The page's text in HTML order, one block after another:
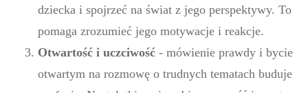
dziecka i spojrzeć na świat z jego perspektywy. To
pomaga zrozumieć jego motywacje i reakcje.
Otwartość i uczciwość - mówienie prawdy i bycie
otwartym na rozmowę o trudnych tematach buduje